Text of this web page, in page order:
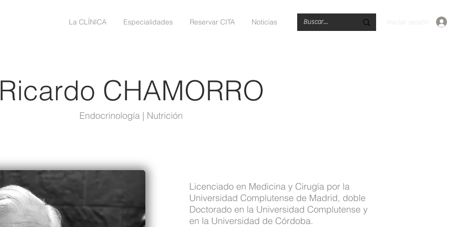
La CLÍNICA Especialidades Reservar CITA Noticias Iniciar sesión
Ricardo CHAMORRO
Endocrinología | Nutrición
Licenciado en Medicina y Cirugía por la
Universidad Complutense de Madrid, doble
Doctorado en la Universidad Complutense y
en la Universidad de Córdoba.